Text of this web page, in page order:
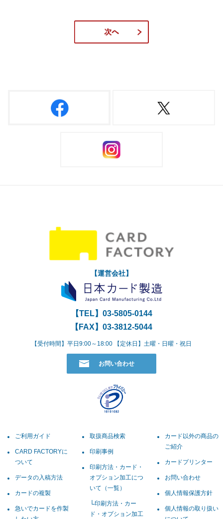
【運営会社】
【TEL】 03-5805-0144
【FAX】03-3812-5044
【受付時間】平日9:00～18:00 【定休日】土曜・日曜・祝日
お問い合わせ
ご利用ガイド
CARD FACTORYに
ついて
データの入稿方法
カードの複製
急いでカードを作製
取扱商品検索
印刷事例
印刷方法・カード・
オプション加工につ
いて（一覧）
印刷方法・カー
ド・オプション加工
カード以外の商品の
ご紹介
カードプリンター
お問い合わせ
個人情報保護方針
個人情報の取り扱い